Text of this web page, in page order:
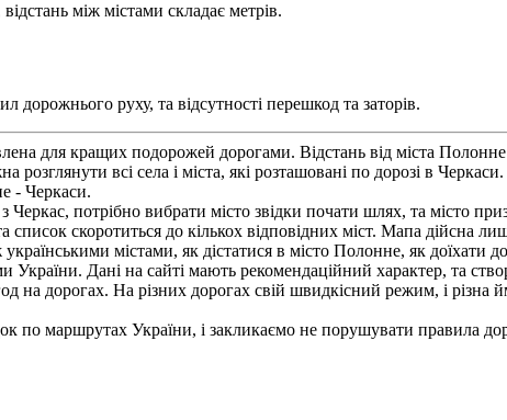
між містами складає метрів.
руху, та відсутності перешкод та заторів.
для кращих подорожей дорогами. Відстань від міста
всі села і міста, які розташовані по дорозі в
- Черкаси.
потрібно вибрати місто звідки почати шлях, та місто
список скоротиться до кількох відповідних міст. Мапа дійсна
містами, як дістатися в місто Полонне, як доїхати
України. Дані на сайті мають рекомендаційний характер, та
на дорогах. На різних дорогах свій швидкісний режим, і різна
по маршрутах України, і закликаємо не порушувати правила